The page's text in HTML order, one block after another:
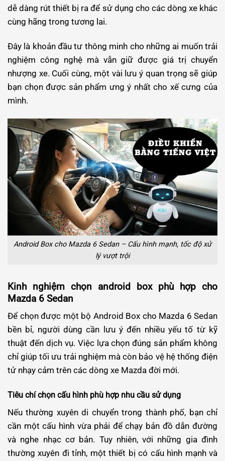
dễ dàng rút thiết bị ra để sử dụng cho các dòng xe khác
cùng hãng trong tương lai.
Đây là khoản đầu tư thông minh cho những ai muốn trải
nghiệm công nghệ mà vẫn giữ được giá trị chuyển
nhượng xe. Cuối cùng, một vài lưu ý quan trọng sẽ giúp
bạn chọn được sản phẩm ưng ý nhất cho xế cưng của
mình.
Android Box cho Mazda 6 Sedan – Cấu hình mạnh, tốc độ xử
lý vượt trội
Kinh nghiệm chọn android box phù hợp cho
Mazda 6 Sedan
Để chọn được một bộ Android Box cho Mazda 6 Sedan
bền bỉ, người dùng cần lưu ý đến nhiều yếu tố từ kỹ
thuật đến dịch vụ. Việc lựa chọn đúng sản phẩm không
chỉ giúp tối ưu trải nghiệm mà còn bảo vệ hệ thống điện
tử nhạy cảm trên các dòng xe Mazda đời mới.
Tiêu chí chọn cấu hình phù hợp nhu cầu sử dụng
Nếu thường xuyên di chuyển trong thành phố, bạn chỉ
cần một cấu hình vừa phải để chạy bản đồ dẫn đường
và nghe nhạc cơ bản. Tuy nhiên, với những gia đình
thường xuyên đi tỉnh, một thiết bị có cấu hình mạnh và